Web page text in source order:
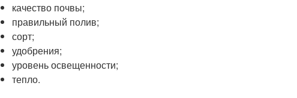
качество почвы;
правильный полив;
сорт;
удобрения;
уровень освещенности;
тепло.